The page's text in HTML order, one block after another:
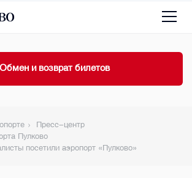
Обмен и возврат билетов
Пресс-центр
Пулково
посетили аэропорт «Пулково»